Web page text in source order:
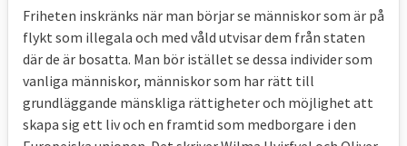
Friheten inskränks när man börjar se människor som är på
flykt som illegala och med våld utvisar dem från staten
där de är bosatta. Man bör istället se dessa individer som
vanliga människor, människor som har rätt till
grundläggande mänskliga rättigheter och möjlighet att
skapa sig ett liv och en framtid som medborgare i den